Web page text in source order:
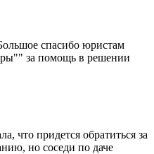
спасибо юристам
за помощь в решении
что придется обратиться за
но соседи по даче